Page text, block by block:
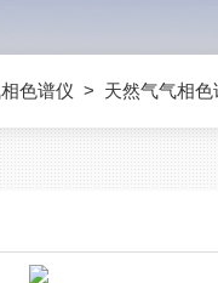
色谱仪 > 天然气气相色